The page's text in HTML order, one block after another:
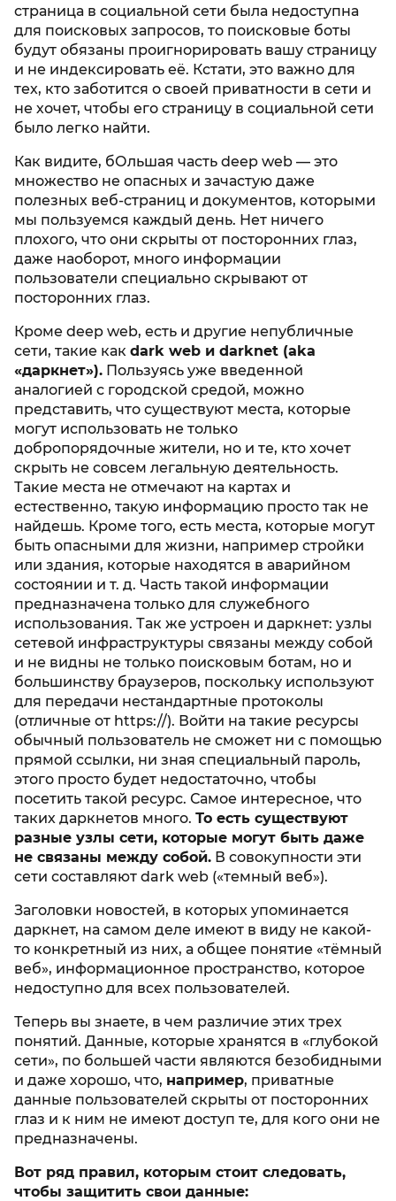
страница в социальной сети была недоступна
для поисковых запросов, то поисковые боты
будут обязаны проигнорировать вашу страницу
и не индексировать её. Кстати, это важно для
тех, кто заботится о своей приватности в сети и
не хочет, чтобы его страницу в социальной сети
было легко найти.
Как видите, бОльшая часть deep web — это
множество не опасных и зачастую даже
полезных веб-страниц и документов, которыми
мы пользуемся каждый день. Нет ничего
плохого, что они скрыты от посторонних глаз,
даже наоборот, много информации
пользователи специально скрывают от
посторонних глаз.
Кроме deep web, есть и другие непубличные
сети, такие как dark web и darknet (aka
«даркнет»). Пользуясь уже введенной
аналогией с городской средой, можно
представить, что существуют места, которые
могут использовать не только
добропорядочные жители, но и те, кто хочет
скрыть не совсем легальную деятельность.
Такие места не отмечают на картах и
естественно, такую информацию просто так не
найдешь. Кроме того, есть места, которые могут
быть опасными для жизни, например стройки
или здания, которые находятся в аварийном
состоянии и т. д. Часть такой информации
предназначена только для служебного
использования. Так же устроен и даркнет: узлы
сетевой инфраструктуры связаны между собой
и не видны не только поисковым ботам, но и
большинству браузеров, поскольку используют
для передачи нестандартные протоколы
(отличные от https://). Войти на такие ресурсы
обычный пользователь не сможет ни с помощью
прямой ссылки, ни зная специальный пароль,
этого просто будет недостаточно, чтобы
посетить такой ресурс. Самое интересное, что
таких даркнетов много. То есть существуют
разные узлы сети, которые могут быть даже
не связаны между собой. В совокупности эти
сети составляют dark web («темный веб»).
Заголовки новостей, в которых упоминается
даркнет, на самом деле имеют в виду не какой-
то конкретный из них, а общее понятие «тёмный
веб», информационное пространство, которое
недоступно для всех пользователей.
Теперь вы знаете, в чем различие этих трех
понятий. Данные, которые хранятся в «глубокой
сети», по большей части являются безобидными
и даже хорошо, что, например, приватные
данные пользователей скрыты от посторонних
глаз и к ним не имеют доступ те, для кого они не
предназначены.
Вот ряд правил, которым стоит следовать,
чтобы защитить свои данные: